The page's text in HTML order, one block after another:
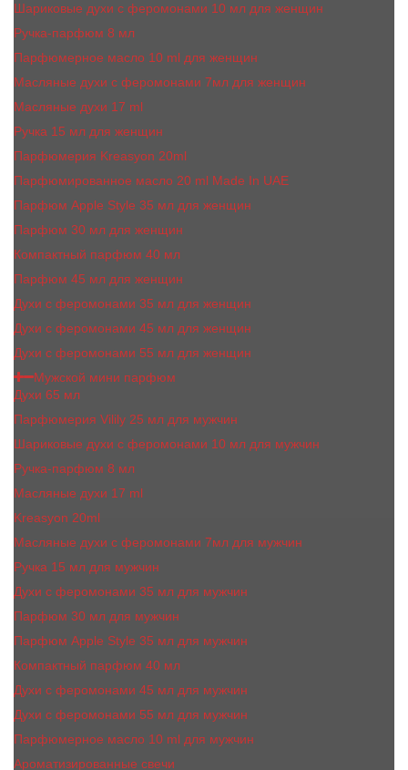
Шариковые духи с феромонами 10 мл для женщин
Ручка-парфюм 8 мл
Парфюмерное масло 10 ml для женщин
Масляные духи c феромонами 7мл для женщин
Масляные духи 17 ml
Ручка 15 мл для женщин
Парфюмерия Kreasyon 20ml
Парфюмированное масло 20 ml Made In UAE
Парфюм Apple Style 35 мл для женщин
Парфюм 30 мл для женщин
Компактный парфюм 40 мл
Парфюм 45 мл для женщин
Духи с феромонами 35 мл для женщин
Духи с феромонами 45 мл для женщин
Духи с феромонами 55 мл для женщин
Мужской мини парфюм
Духи 65 мл
Парфюмерия Vilily 25 мл для мужчин
Шариковые духи с феромонами 10 мл для мужчин
Ручка-парфюм 8 мл
Масляные духи 17 ml
Kreasyon 20ml
Масляные духи c феромонами 7мл для мужчин
Ручка 15 мл для мужчин
Духи с феромонами 35 мл для мужчин
Парфюм 30 мл для мужчин
Парфюм Apple Style 35 мл для мужчин
Компактный парфюм 40 мл
Духи с феромонами 45 мл для мужчин
Духи с феромонами 55 мл для мужчин
Парфюмерное масло 10 ml для мужчин
Ароматизированные свечи